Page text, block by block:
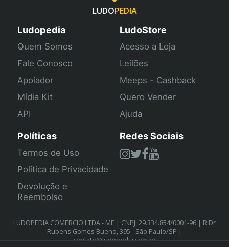
LUDOPEDIA
Ludopedia
Quem Somos
Fale Conosco
Apoiador
Mídia Kit
API
LudoStore
Acesso a Loja
Leilões
Meeps - Cashback
Quero Vender
Ajuda
Políticas
Termos de Uso
Política de Privacidade
Devolução e
Reembolso
Redes Sociais
LUDOPEDIA COMERCIO LTDA - ME | CNPJ: 29.334.854/0001-96 | R Dr
Rubens Gomes Bueno, 395 - São Paulo/SP |
contato@ludopedia.com.br